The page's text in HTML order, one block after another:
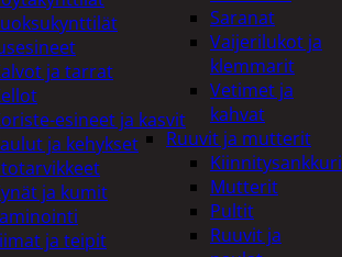
Saranat
Vaijerilukot ja
klemmarit
Vetimet ja
kahvat
Ruuvit ja mutterit
Mutterit
Pultit
Ruuvit ja
ja tarrat
esineet ja kasvit
ja kehykset
ja kumit
ja teipit